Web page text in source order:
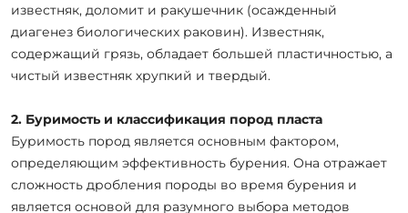
известняк, доломит и ракушечник (осажденный
диагенез биологических раковин). Известняк,
содержащий грязь, обладает большей пластичностью, а
чистый известняк хрупкий и твердый.
2. Буримость и классификация пород пласта
Буримость пород является основным фактором,
определяющим эффективность бурения. Она отражает
сложность дробления породы во время бурения и
является основой для разумного выбора методов